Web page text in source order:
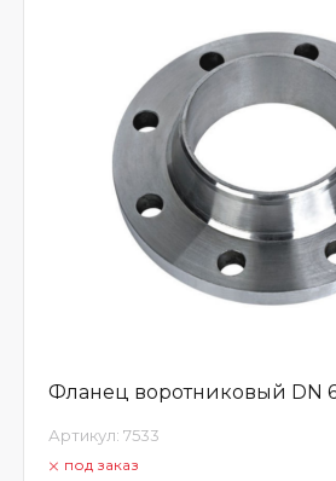
Фланец воротниковый DN
Артикул: 7533
под заказ